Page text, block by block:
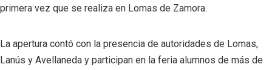
primera vez que se realiza en Lomas de Zamora.
La apertura contó con la presencia de autoridades de Lomas,
Lanús y Avellaneda y participan en la feria alumnos de más de